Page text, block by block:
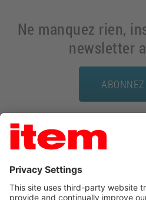
Ne manquez rien,
newsletter
ABONNEZ